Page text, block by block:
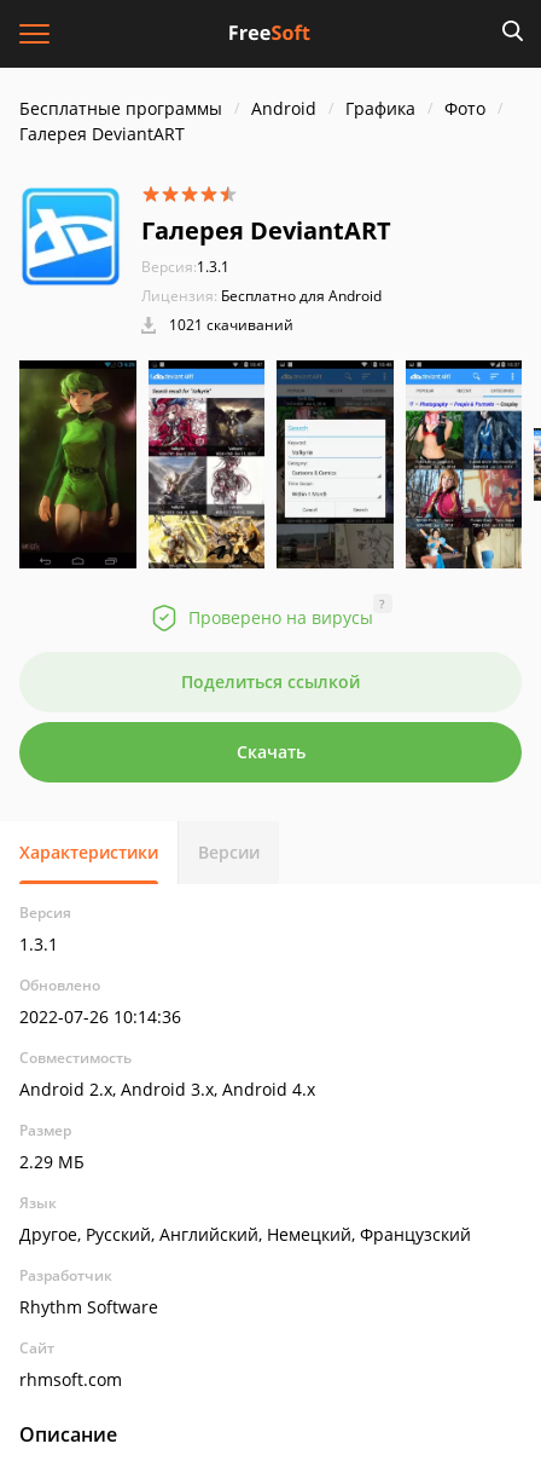
Бесплатные программы Android Графика
Фото
Галерея DeviantART
Галерея DeviantART
Версия:1.3.1
Лицензия: Бесплатно для Android
1021 скачиваний
Проверено на вирусы
?
Поделиться ссылкой
Скачать
Характеристики Версии
Версия
1.3.1
Обновлено
2022-07-26 10:14:36
Совместимость
Android 2.x, Android 3.x, Android 4.x
Размер
2.29 МБ
Язык
Другое, Русский, Английский, Немецкий, Французский
Разработчик
Rhythm Software
Сайт
rhmsoft.com
Описание